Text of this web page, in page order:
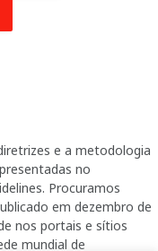
e a metodologia
no
Procuramos
em dezembro de
nos portais e sítios
mundial de